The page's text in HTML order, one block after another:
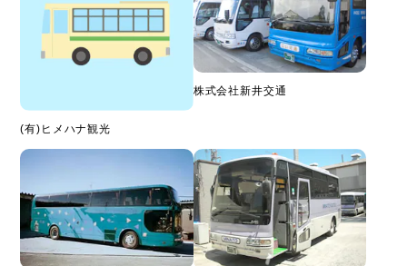
(有)ヒメハナ観光
株式会社新井交通